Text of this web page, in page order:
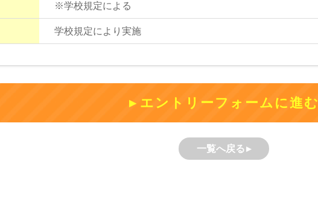
※学校規定による
学校規定により実施
エントリーフォームに進む
一覧へ戻る